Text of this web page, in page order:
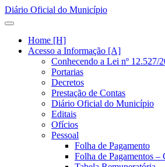
Diário Oficial do Município
Home [H]
Acesso a Informação [A]
Conhecendo a Lei nº 12.527/
Portarias
Decretos
Prestação de Contas
Diário Oficial do Município
Editais
Ofícios
Pessoal
Folha de Pagamento
Folha de Pagamentos –